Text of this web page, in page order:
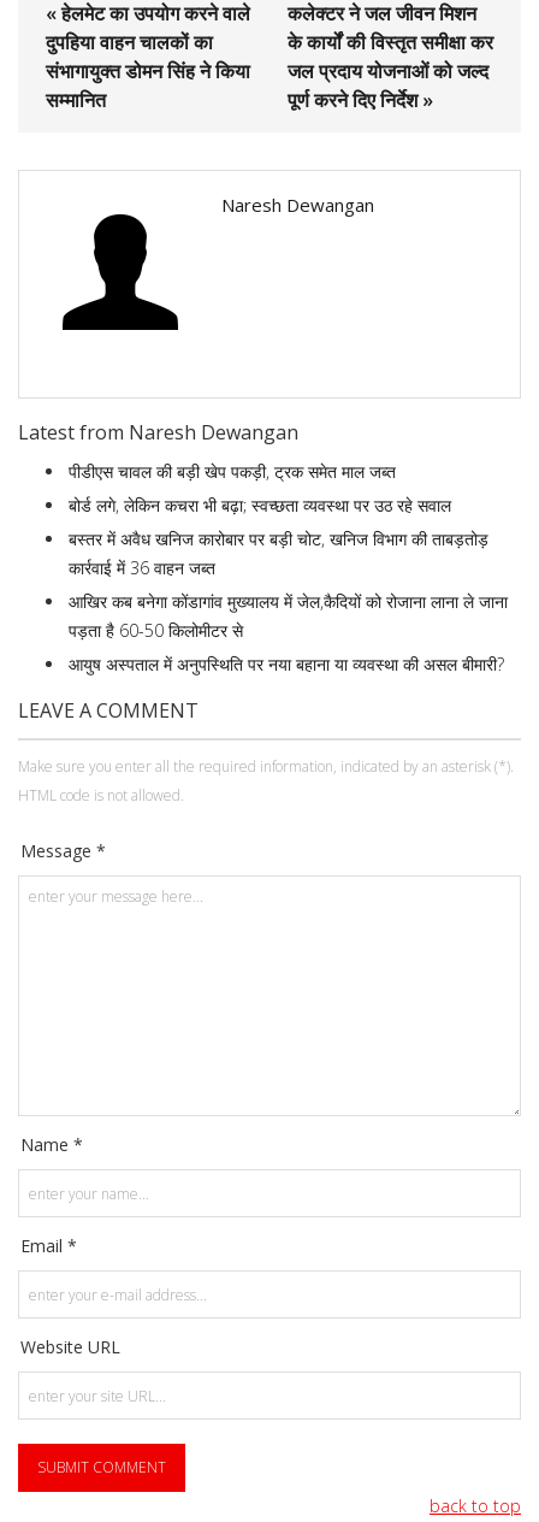
« हेलमेट का उपयोग करने वाले
दुपहिया वाहन चालकों का
संभागायुक्त डोमन सिंह ने किया
सम्मानित
कलेक्टर ने जल जीवन मिशन
के कार्यों की विस्तृत समीक्षा कर
जल प्रदाय योजनाओं को जल्द
पूर्ण करने दिए निर्देश »
Naresh Dewangan
Latest from Naresh Dewangan
पीडीएस चावल की बड़ी खेप पकड़ी, ट्रक समेत माल जब्त
बोर्ड लगे, लेकिन कचरा भी बढ़ा; स्वच्छता व्यवस्था पर उठ रहे सवाल
बस्तर में अवैध खनिज कारोबार पर बड़ी चोट, खनिज विभाग की ताबड़तोड़
कार्रवाई में 36 वाहन जब्त
आखिर कब बनेगा कोंडागांव मुख्यालय में जेल,कैदियों को रोजाना लाना ले जाना
पड़ता है 60-50 किलोमीटर से
आयुष अस्पताल में अनुपस्थिति पर नया बहाना या व्यवस्था की असल बीमारी?
LEAVE A COMMENT
Make sure you enter all the required information, indicated by an asterisk (*).
HTML code is not allowed.
Message *
Name *
Email *
Website URL
back to top